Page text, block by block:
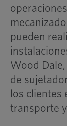
pueden
Wood
de
los clientes
transporte